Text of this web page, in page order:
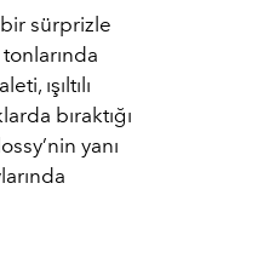
bir sürprizle
ışıltılı
bıraktığı
yanı